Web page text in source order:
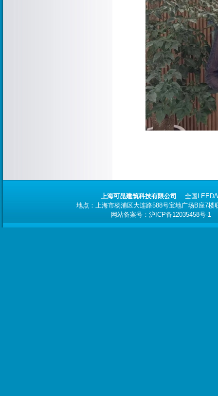
上海可昆建筑科技有限公司 全国 LEED/
地点：上海市杨浦区大连路588号宝地广场B座7
网站备案号： 沪ICP备12035458号-1